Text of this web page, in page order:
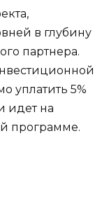
в глубину
партнера.
уплатить 5%
идет на
программе.